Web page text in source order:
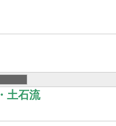
土石流